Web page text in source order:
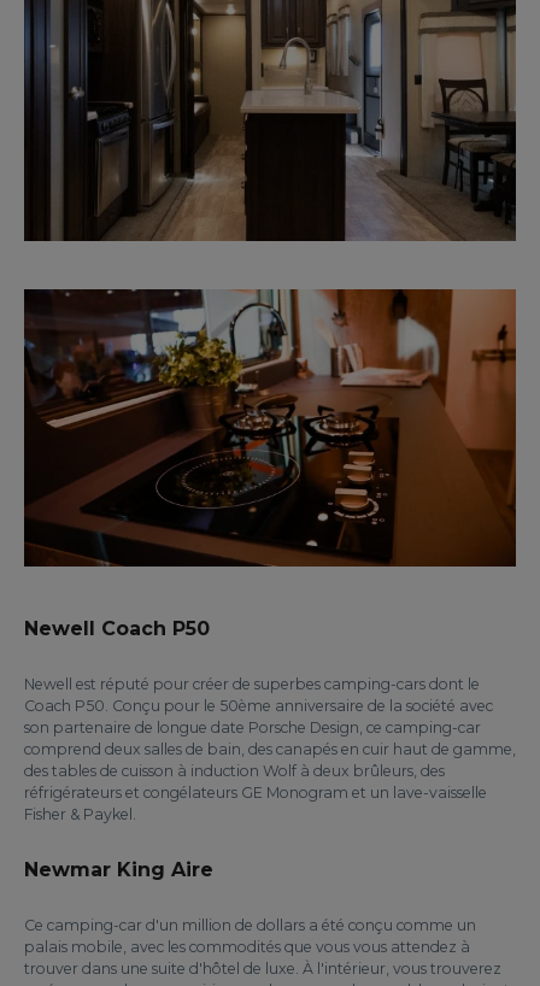
Newell Coach P50
Newell est réputé pour créer de superbes camping-cars dont le
Coach P50. Conçu pour le 50ème anniversaire de la société avec
son partenaire de longue date Porsche Design, ce camping-car
comprend deux salles de bain, des canapés en cuir haut de gamme,
des tables de cuisson à induction Wolf à deux brûleurs, des
réfrigérateurs et congélateurs GE Monogram et un lave-vaisselle
Fisher & Paykel.
Newmar King Aire
Ce camping-car d'un million de dollars a été conçu comme un
palais mobile, avec les commodités que vous vous attendez à
trouver dans une suite d'hôtel de luxe. À l'intérieur, vous trouverez